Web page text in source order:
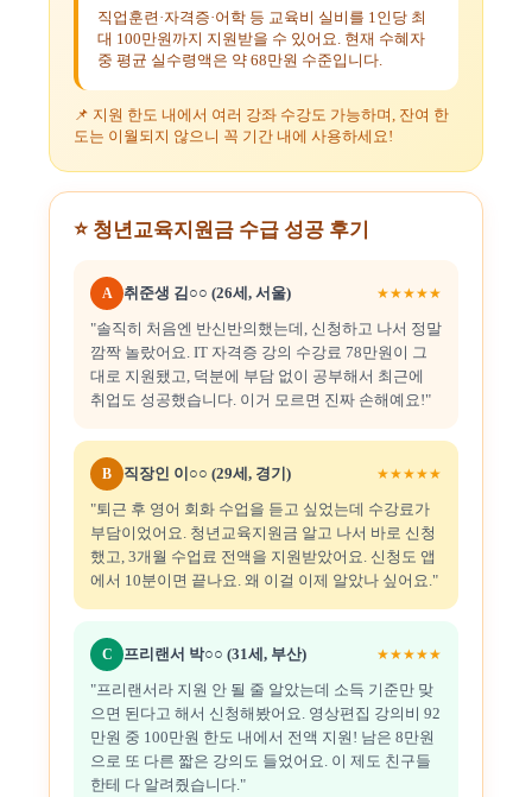
직업훈련·자격증·어학 등 교육비 실비를 1인당 최
대 100만원까지 지원받을 수 있어요. 현재 수혜자
중 평균 실수령액은 약 68만원 수준입니다.
📌 지원 한도 내에서 여러 강좌 수강도 가능하며, 잔여 한
도는 이월되지 않으니 꼭 기간 내에 사용하세요!
⭐ 청년교육지원금 수급 성공 후기
A 취준생 김○○ (26세, 서울) ★★★★★
"솔직히 처음엔 반신반의했는데, 신청하고 나서 정말
깜짝 놀랐어요. IT 자격증 강의 수강료 78만원이 그
대로 지원됐고, 덕분에 부담 없이 공부해서 최근에
취업도 성공했습니다. 이거 모르면 진짜 손해예요!"
B 직장인 이○○ (29세, 경기) ★★★★★
"퇴근 후 영어 회화 수업을 듣고 싶었는데 수강료가
부담이었어요. 청년교육지원금 알고 나서 바로 신청
했고, 3개월 수업료 전액을 지원받았어요. 신청도 앱
에서 10분이면 끝나요. 왜 이걸 이제 알았나 싶어요."
C 프리랜서 박○○ (31세, 부산) ★★★★★
"프리랜서라 지원 안 될 줄 알았는데 소득 기준만 맞
으면 된다고 해서 신청해봤어요. 영상편집 강의비 92
만원 중 100만원 한도 내에서 전액 지원! 남은 8만원
으로 또 다른 짧은 강의도 들었어요. 이 제도 친구들
한테 다 알려줬습니다."